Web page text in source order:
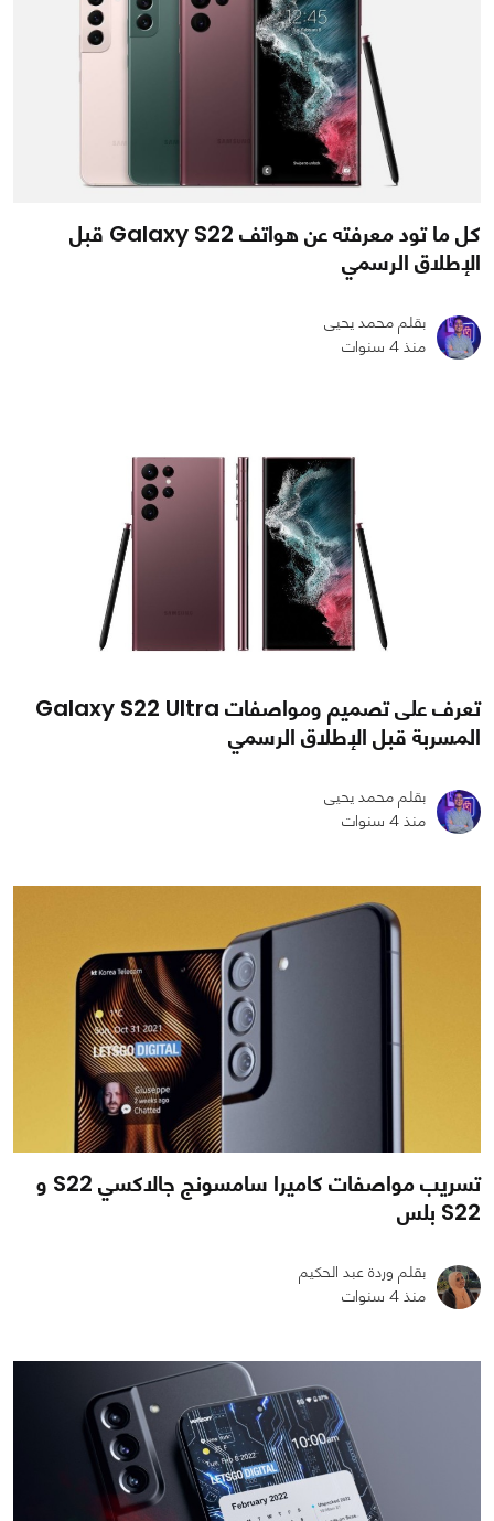
كل ما تود معرفته عن هواتف Galaxy S22 قبل
الإطلاق الرسمي
بقلم محمد يحيى
منذ 4 سنوات
2974
تعرف على تصميم ومواصفات Galaxy S22 Ultra
المسربة قبل الإطلاق الرسمي
بقلم محمد يحيى
منذ 4 سنوات
تسريب مواصفات كاميرا سامسونج جالاكسي S22 و
S22 بلس
بقلم وردة عبد الحكيم
منذ 4 سنوات